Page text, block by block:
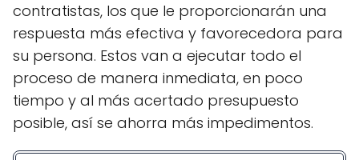
contratistas, los que le proporcionarán una
respuesta más efectiva y favorecedora para
su persona. Estos van a ejecutar todo el
proceso de manera inmediata, en poco
tiempo y al más acertado presupuesto
posible, así se ahorra más impedimentos.